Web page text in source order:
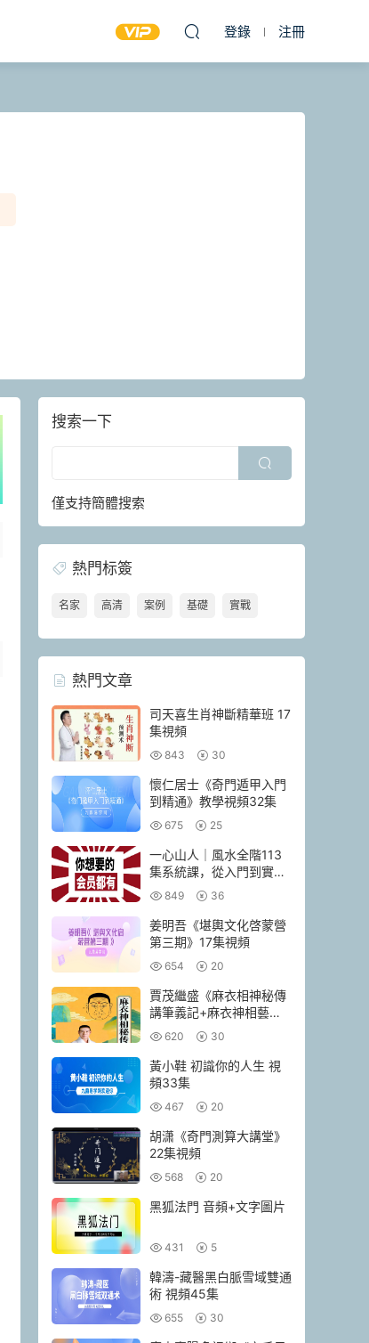
登錄 注冊
搜索一下
僅支持簡體搜索
熱門标簽
名家 高清 案例 基礎 實戰
熱門文章
司天喜生肖神斷精華班 17
集視頻
843 30
懷仁居士《奇門遁甲入門
到精通》教學視頻32集
675 25
一心山人｜風水全階113
集系統課，從入門到實戰
一套學完
849 36
姜明吾《堪輿文化啓蒙營
第三期》17集視頻
654 20
賈茂繼‬盛《麻衣相神‬秘傳
講筆義‬記+麻衣神相藝四‬
通玄高面階‬相篇》2本pdf
620 30
黃小鞋 初識你的人生 視
頻33集
467 20
胡潇《奇門測算大講堂》
22集視頻
568 20
黑狐法門 音頻+文字圖片
431 5
韓濤-藏醫黑白脈雪域雙通
術 視頻45集
655 30